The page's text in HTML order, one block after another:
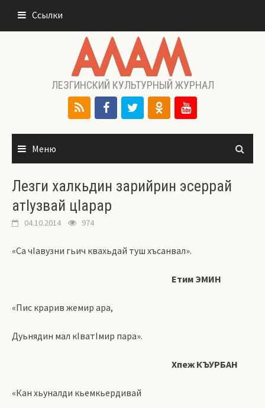
содержимому
Ссылки
ЛЕЗГИНСКИЙ КУЛЬТУРНЫЙ ЖУРНАЛ
Меню
Лезги халкьдин зарийрин эсеррай
атIузвай цIарар
04.10.2014 974
«Са чIавузни гьич квахьдай туш хъсанвал».
Етим ЭМИН
«Пис крарив жемир ара,
Дуьнядин мал кIватIмир пара».
Хпеж КЪУРБАН
«Кан хьуналди кьемкьердивай